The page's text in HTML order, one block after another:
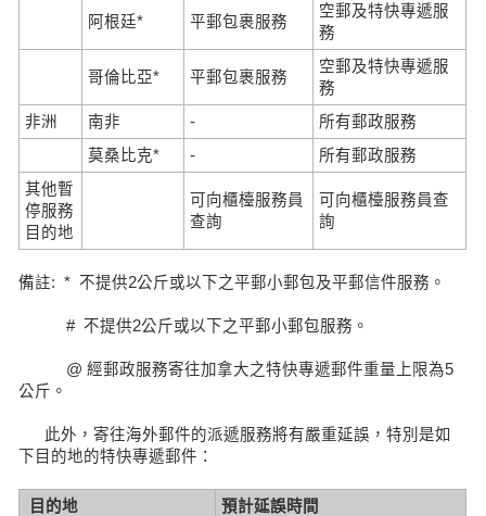
阿根廷* 平郵包裹服務
空郵及特快專遞服
務
哥倫比亞* 平郵包裹服務
空郵及特快專遞服
務
非洲
南非 -
所有郵政服務
莫桑比克*
-
所有郵政服務
其他暫
停服務
目的地
可向櫃檯服務員
查詢
可向櫃檯服務員查
詢
備註: * 不提供2公斤或以下之平郵小郵包及平郵信件服務。
# 不提供2公斤或以下之平郵小郵包服務。
@ 經郵政服務寄往加拿大之特快專遞郵件重量上限為5
公斤。
此外，寄往海外郵件的派遞服務將有嚴重延誤，特別是如
下目的地的特快專遞郵件：
目的地
預計延誤時間